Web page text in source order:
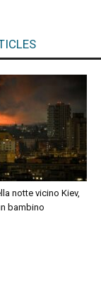
notte vicino Kiev,
bambino